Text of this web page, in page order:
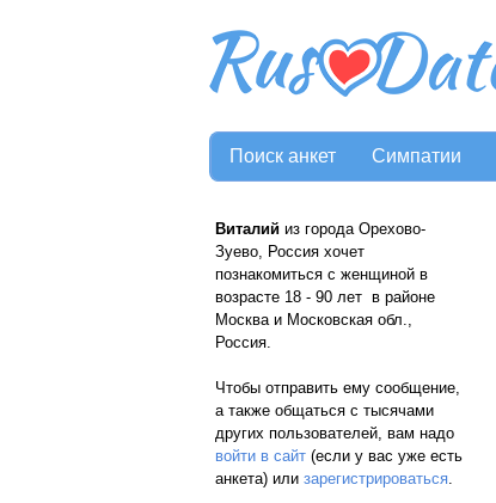
Поиск анкет Симпатии
Виталий из города Орехово-
Зуево, Россия хочет
познакомиться с женщиной в
возрасте 18 - 90 лет в районе
Москва и Московская обл.,
Россия.
Чтобы отправить ему сообщение,
а также общаться с тысячами
других пользователей, вам надо
войти в сайт (если у вас уже есть
анкета) или зарегистрироваться.